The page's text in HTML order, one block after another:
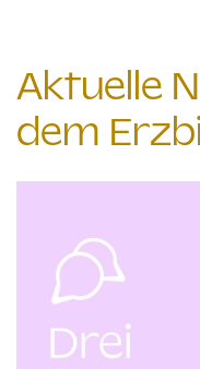
Aktuelle
dem